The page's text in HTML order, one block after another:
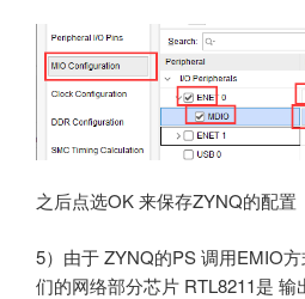
之后点选OK 来保存ZYNQ的配置
5）由于 ZYNQ的PS 调用EMIO
们的网络部分芯片 RTL8211是